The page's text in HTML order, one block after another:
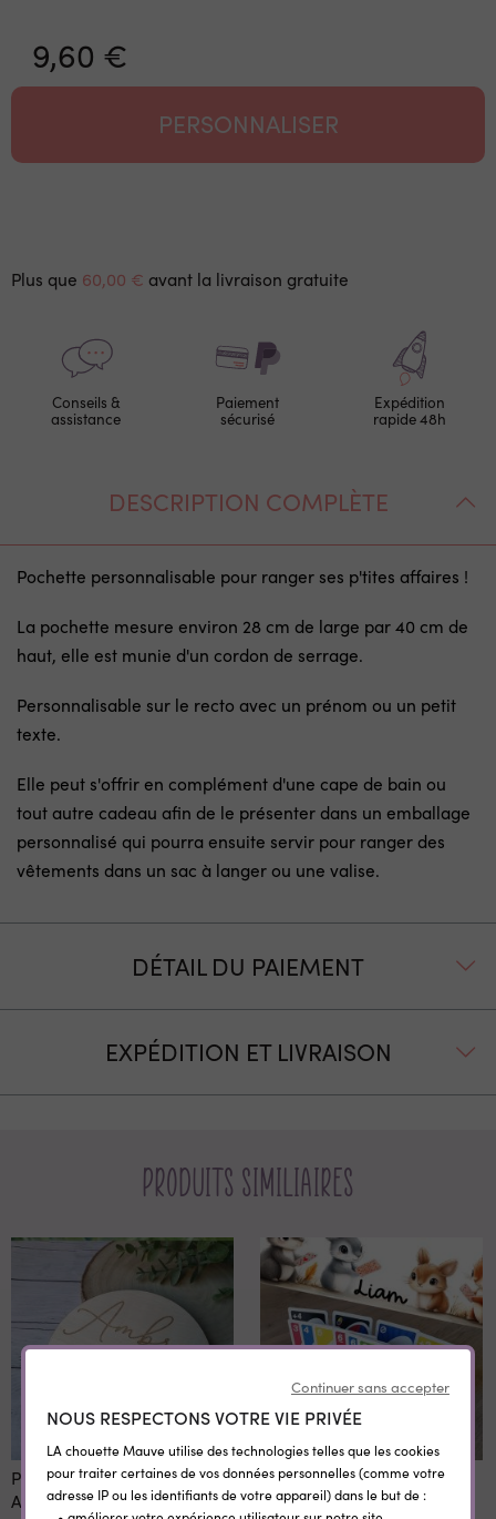
9,60 €
PERSONNALISER
Plus que 60,00 € avant la livraison gratuite
Conseils &
assistance
Paiement
sécurisé
Expédition
rapide 48h
DESCRIPTION COMPLÈTE
Pochette personnalisable pour ranger ses p'tites affaires !
La pochette mesure environ 28 cm de large par 40 cm de
haut, elle est munie d'un cordon de serrage.
Personnalisable sur le recto avec un prénom ou un petit
texte.
Elle peut s'offrir en complément d'une cape de bain ou
tout autre cadeau afin de le présenter dans un emballage
personnalisé qui pourra ensuite servir pour ranger des
vêtements dans un sac à langer ou une valise.
DÉTAIL DU PAIEMENT
EXPÉDITION ET LIVRAISON
Produits similiaires
Plaque en bois bois gravée
Annonce de naissance
Support "Stop galère" pour
cartes à jouer - Animaux
Continuer sans accepter
NOUS RESPECTONS VOTRE VIE PRIVÉE
LA chouette Mauve utilise des technologies telles que les cookies
pour traiter certaines de vos données personnelles (comme votre
adresse IP ou les identifiants de votre appareil) dans le but de :